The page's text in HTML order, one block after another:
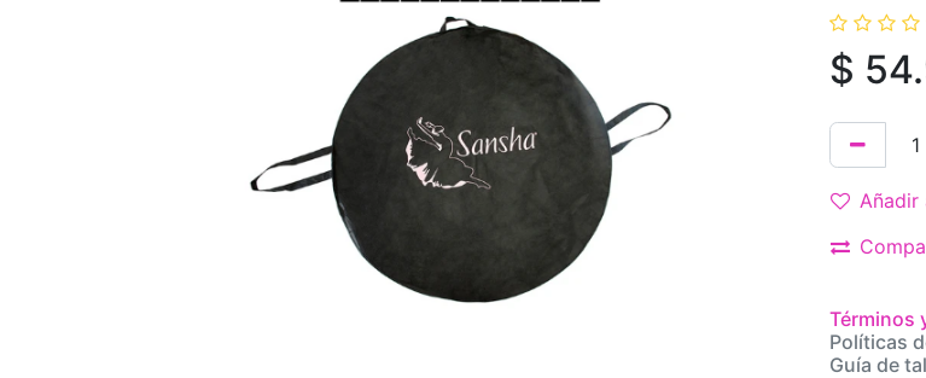
$
Añadir
Términos
Políticas
Guía de